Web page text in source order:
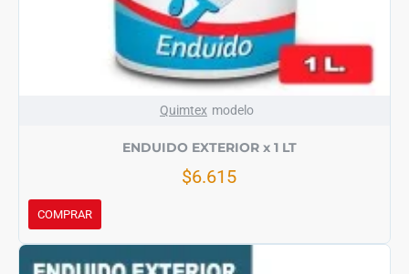
Quimtex modelo
ENDUIDO EXTERIOR x 1 LT
$6.615
COMPRAR